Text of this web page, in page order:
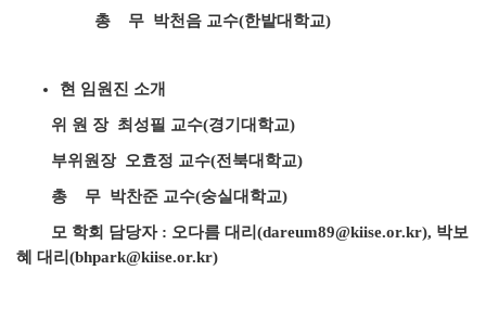
총 무 박천음 교수(한밭대학교)
현 임원진 소개
위 원 장 최성필 교수(경기대학교)
부위원장 오효정 교수(전북대학교)
총 무 박찬준 교수(숭실대학교)
모 학회 담당자 : 오다름 대리(dareum89@kiise.or.kr), 박보
혜 대리(bhpark@kiise.or.kr)